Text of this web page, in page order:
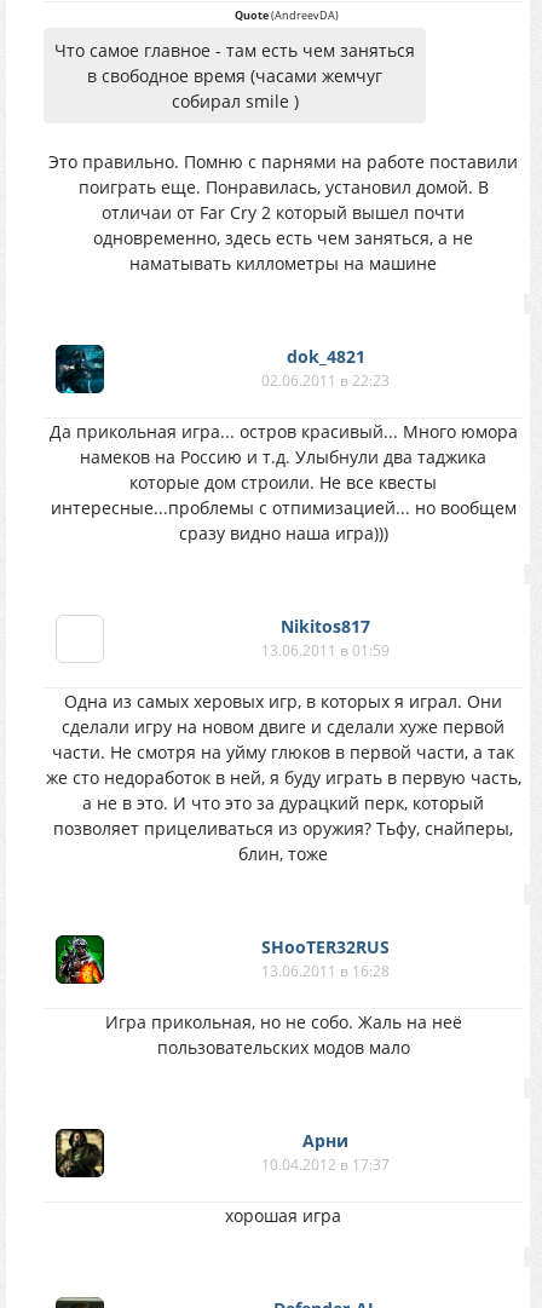
Quote(AndreevDA)
Что самое главное - там есть чем заняться
в свободное время (часами жемчуг
собирал smile )
Это правильно. Помню с парнями на работе поставили
поиграть еще. Понравилась, установил домой. В
отличаи от Far Cry 2 который вышел почти
одновременно, здесь есть чем заняться, а не
наматывать киллометры на машине
dok_4821
02.06.2011 в 22:23
Да прикольная игра... остров красивый... Много юмора
намеков на Россию и т.д. Улыбнули два таджика
которые дом строили. Не все квесты
интересные...проблемы с отпимизацией... но вообщем
сразу видно наша игра)))
Nikitos817
13.06.2011 в 01:59
Одна из самых херовых игр, в которых я играл. Они
сделали игру на новом двиге и сделали хуже первой
части. Не смотря на уйму глюков в первой части, а так
же сто недоработок в ней, я буду играть в первую часть,
а не в это. И что это за дурацкий перк, который
позволяет прицеливаться из оружия? Тьфу, снайперы,
блин, тоже
SHooTER32RUS
13.06.2011 в 16:28
Игра прикольная, но не собо. Жаль на неё
пользовательских модов мало
Арни
10.04.2012 в 17:37
хорошая игра